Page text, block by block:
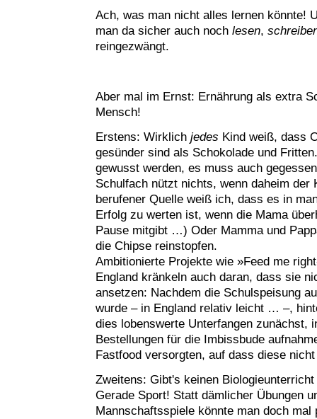
Ach, was man nicht alles lernen könnte!
man da sicher auch noch lesen,
reingezwängt.
Aber mal im Ernst: Ernährung als extra
Mensch!
Erstens: Wirklich jedes Kind weiß, dass
gesünder sind als Schokolade und
gewusst werden, es muss auch
Schulfach nützt nichts, wenn daheim der
berufener Quelle weiß ich, dass es in
Erfolg zu werten ist, wenn die Mama
Pause mitgibt …) Oder Mamma und
die Chipse reinstopfen.
Ambitionierte Projekte wie »Feed me
England kränkeln auch daran, dass sie
ansetzen: Nachdem die Schulspeisung
wurde – in England relativ leicht … –,
dies lobenswerte Unterfangen zunächst,
Bestellungen für die Imbissbude
Fastfood versorgten, auf dass diese
Zweitens: Gibt's keinen
Gerade Sport! Statt dämlicher Übungen
Mannschaftsspiele könnte man doch mal